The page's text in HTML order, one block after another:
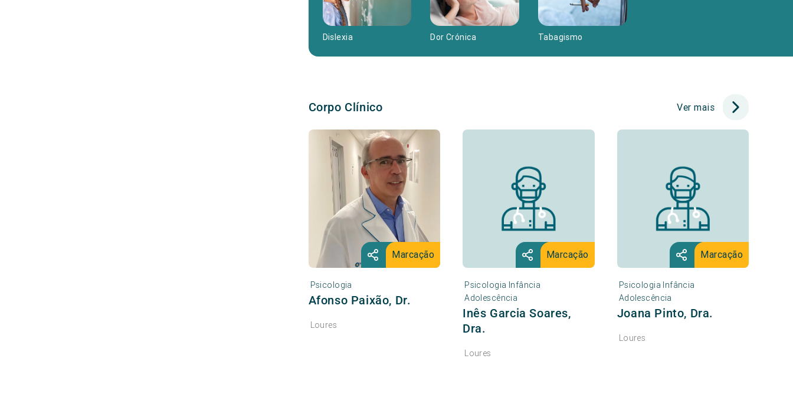
Dislexia Dor Crónica Tabagismo
Corpo Clínico Ver mais
Marcação
Psicologia
Afonso Paixão, Dr.
Loures
Marcação
Psicologia Infância
Adolescência
Inês Garcia Soares,
Dra.
Loures
Marcação
Psicologia Infância
Adolescência
Joana Pinto, Dra.
Loures